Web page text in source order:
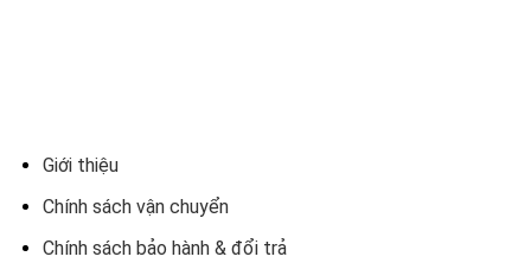
Giới thiệu
Chính sách vận chuyển
Chính sách bảo hành & đổi trả